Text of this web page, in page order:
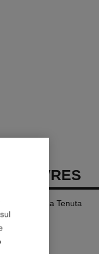
LÈVRES
a Lunga Tenuta